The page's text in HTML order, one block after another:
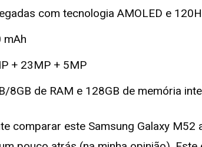
com tecnologia AMOLED e
mAh
+ 23MP + 5MP
8GB de RAM e 128GB de memória
comparar este Samsung Galaxy M52